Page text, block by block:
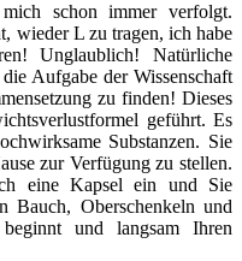
schon immer verfolgt.
wieder L zu tragen, ich habe
Unglaublich! Natürliche
Aufgabe der Wissenschaft
zu finden! Dieses
geführt. Es
Substanzen. Sie
zur Verfügung zu stellen.
eine Kapsel ein und Sie
Bauch, Oberschenkeln und
und langsam Ihren